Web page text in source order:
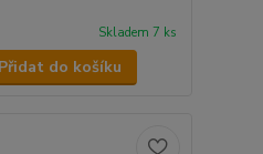
Skladem 7 ks
Přidat do košíku